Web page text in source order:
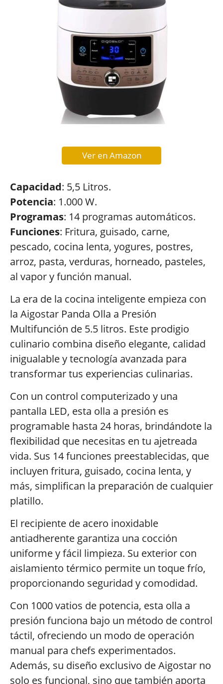
Ver en Amazon
Capacidad: 5,5 Litros.
Potencia: 1.000 W.
Programas: 14 programas automáticos.
Funciones: Fritura, guisado, carne,
pescado, cocina lenta, yogures, postres,
arroz, pasta, verduras, horneado, pasteles,
al vapor y función manual.
La era de la cocina inteligente empieza con
la Aigostar Panda Olla a Presión
Multifunción de 5.5 litros. Este prodigio
culinario combina diseño elegante, calidad
inigualable y tecnología avanzada para
transformar tus experiencias culinarias.
Con un control computerizado y una
pantalla LED, esta olla a presión es
programable hasta 24 horas, brindándote la
flexibilidad que necesitas en tu ajetreada
vida. Sus 14 funciones preestablecidas, que
incluyen fritura, guisado, cocina lenta, y
más, simplifican la preparación de cualquier
platillo.
El recipiente de acero inoxidable
antiadherente garantiza una cocción
uniforme y fácil limpieza. Su exterior con
aislamiento térmico permite un toque frío,
proporcionando seguridad y comodidad.
Con 1000 vatios de potencia, esta olla a
presión funciona bajo un método de control
táctil, ofreciendo un modo de operación
manual para chefs experimentados.
Además, su diseño exclusivo de Aigostar no
solo es funcional, sino que también aporta